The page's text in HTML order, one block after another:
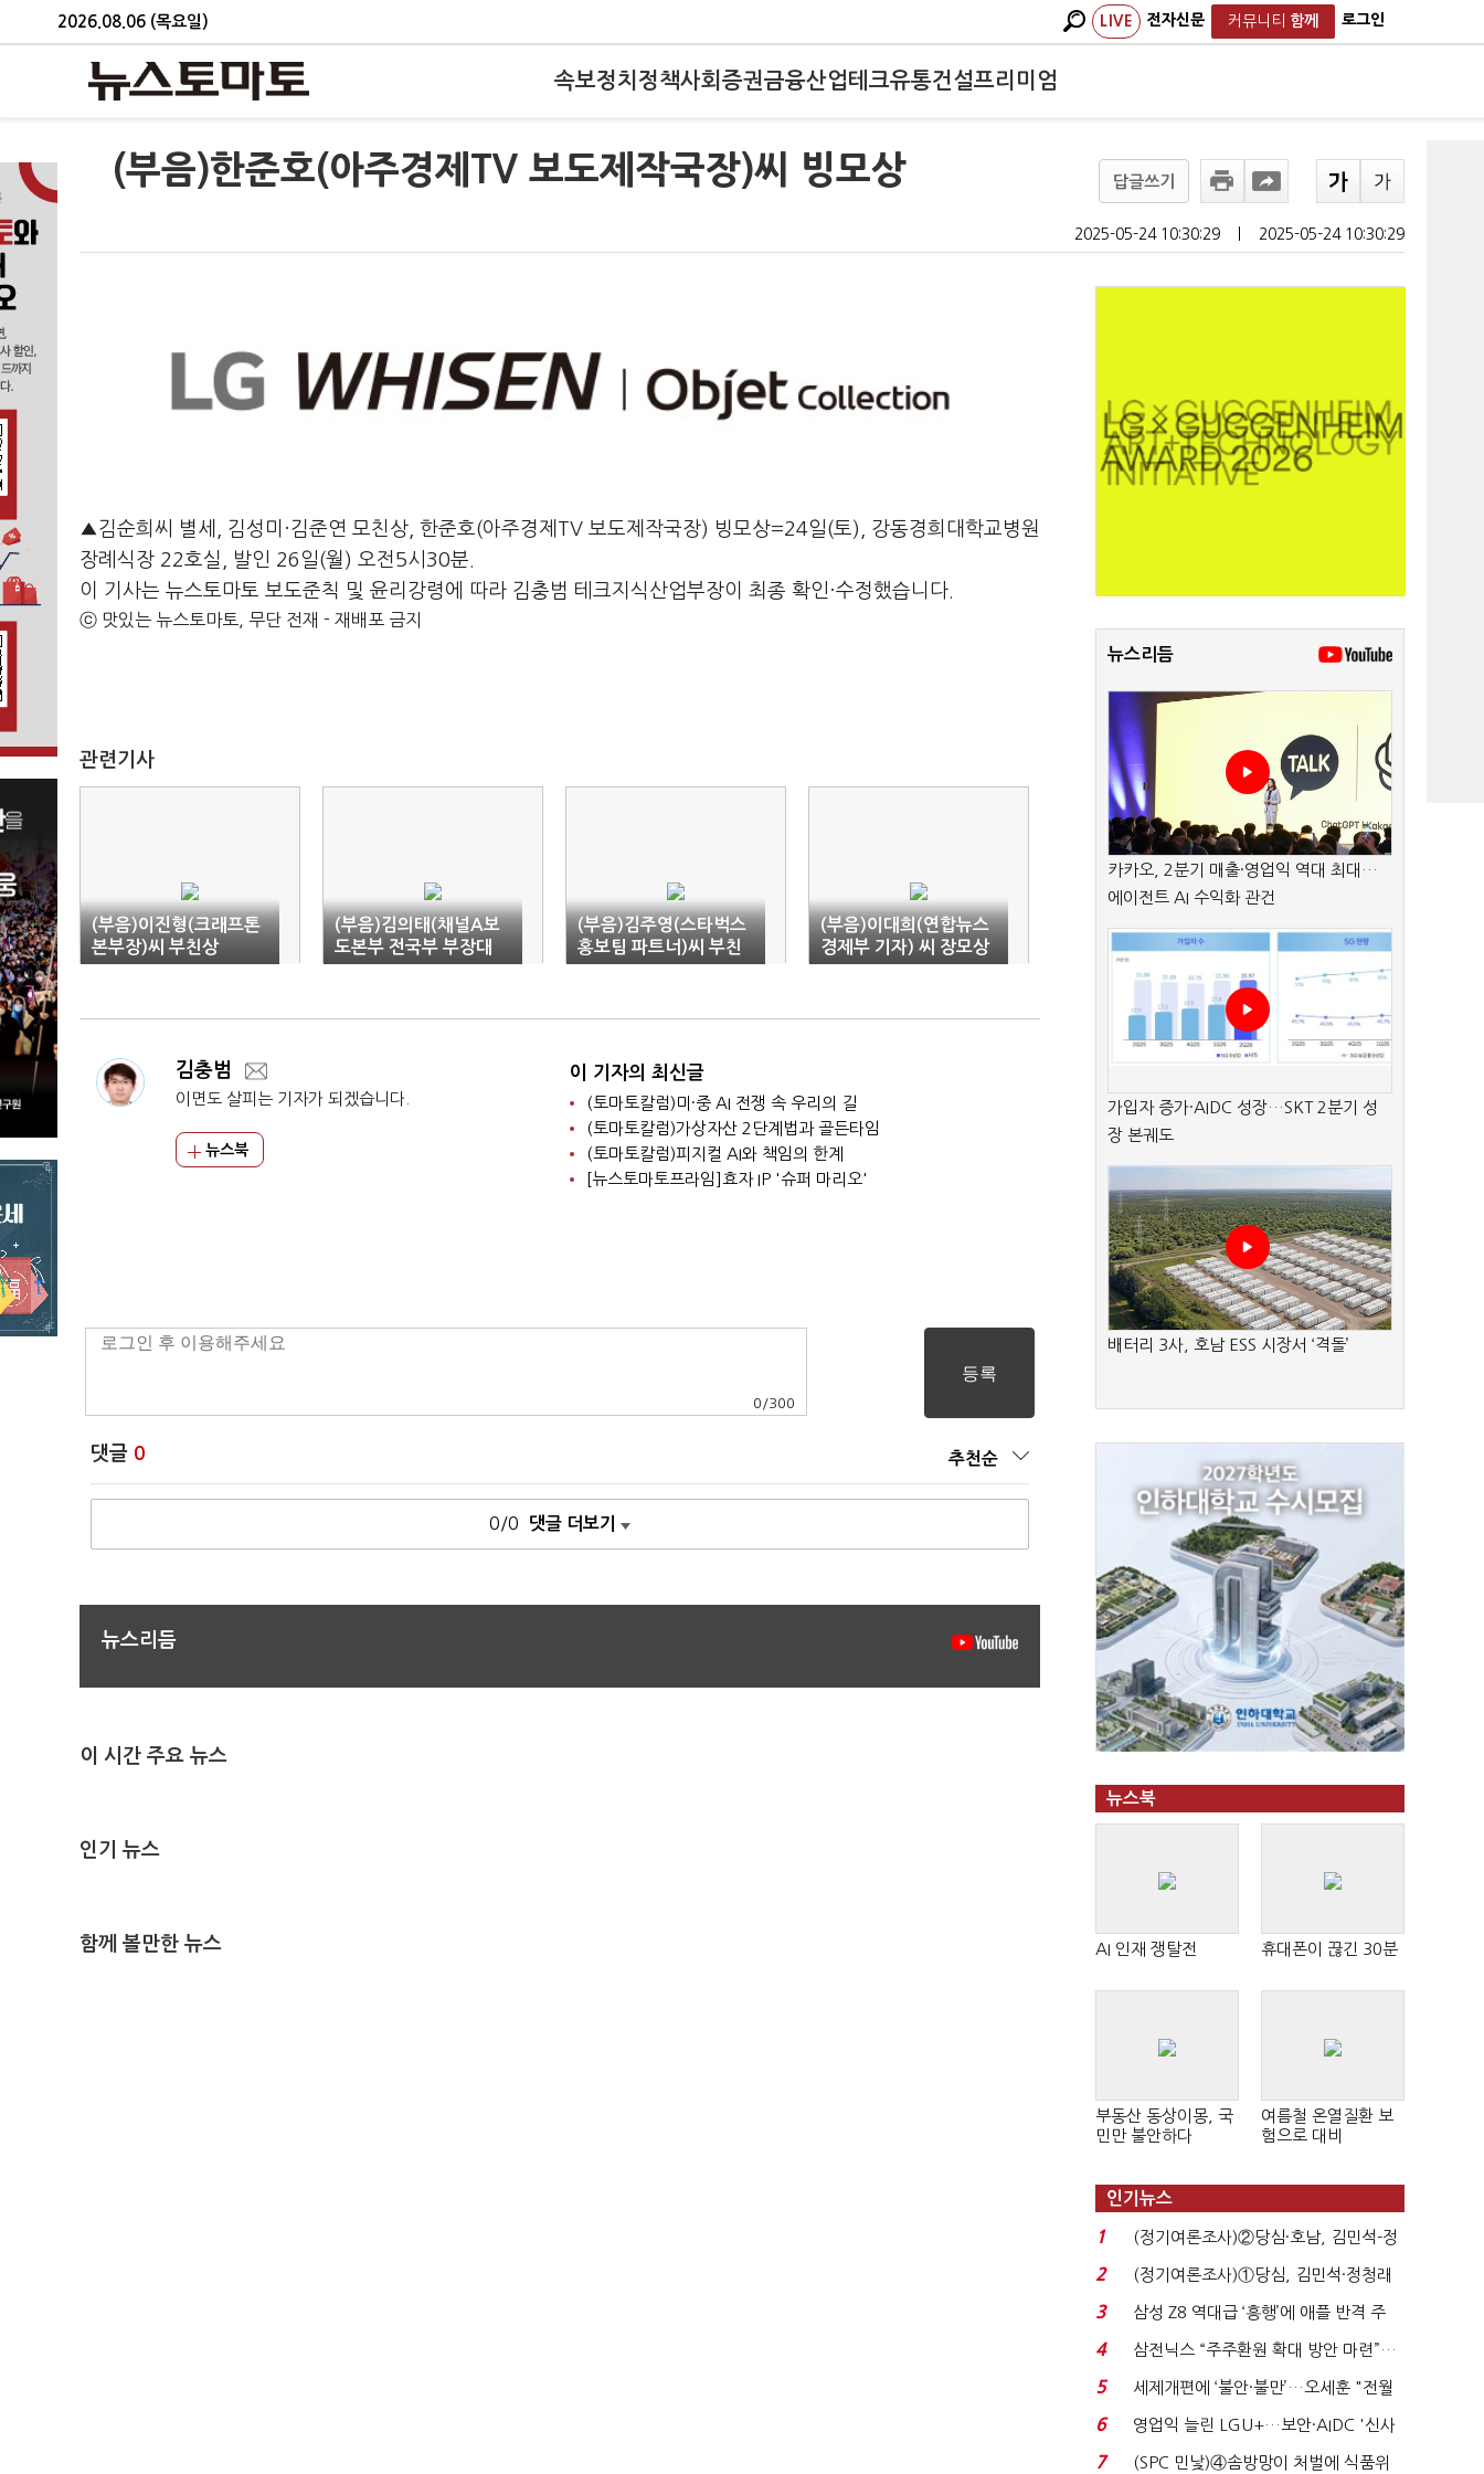
2026.08.06 (목요일) LIVE 전자신문 커뮤니티 함께 로그인
속보정치 정책사회 증권금융산업테크유통건설프리미엄
(부음)한준호(아주경제TV 보도제작국장)씨 빙모상 답글쓰기
2025-05-24 10:30:29 2025-05-24 10:30:29
▲김순희씨 별세, 김성미·김준연 모친상, 한준호(아주경제TV 보도제작국장) 빙모상=24일(토), 강동경희대학교병원
장례식장 22호실, 발인 26일(월) 오전5시30분.
이 기사는 뉴스토마토 보도준칙 및 윤리강령에 따라 김충범 테크지식산업부장이 최종 확인·수정했습니다.
ⓒ 맛있는 뉴스토마토, 무단 전재 - 재배포 금지
관련기사
(부음)이진형(크래프톤
본부장)씨 부친상
(부음)김의태(채널A보
도본부 전국부 부장대
우)씨 모친상
(부음)김주영(스타벅스
홍보팀 파트너)씨 부친
상
(부음)이대희(연합뉴스
경제부 기자) 씨 장모상
김충범
이면도 살피는 기자가 되겠습니다.
뉴스북
이 기자의 최신글
(토마토칼럼)미·중 AI 전쟁 속 우리의 길
(토마토칼럼)가상자산 2단계법과 골든타임
(토마토칼럼)피지컬 AI와 책임의 한계
[뉴스토마토프라임]효자 IP '슈퍼 마리오'
0 /300
댓글 0 추천순
0/0 댓글 더보기
뉴스리듬
이 시간 주요 뉴스
인기 뉴스
함께 볼만한 뉴스
뉴스리듬
카카오, 2분기 매출·영업익 역대 최대…
에이전트 AI 수익화 관건
가입자 증가·AIDC 성장…SKT 2분기 성
장 본궤도
배터리 3사, 호남 ESS 시장서 ‘격돌’
뉴스북
AI 인재 쟁탈전 휴대폰이 끊긴 30분
부동산 동상이몽, 국
민만 불안하다
여름철 온열질환 보
험으로 대비
인기뉴스
1
(정기여론조사)②당심·호남, 김민석-정
청래 '초접전'...
2
(정기여론조사)①당심, 김민석·정청래
'초접전'…대통령 ...
3
삼성 Z8 역대급 ‘흥행’에 애플 반격 주
목…9월 ‘폴...
4
삼전닉스 “주주환원 확대 방안 마련”…
로이터에 성명...
5
세제개편에 ‘불안·불만’…오세훈 "전월
세 구하기 더 ...
6
영업익 늘린 LGU+…보안·AIDC '신사
업 드라이브'...
7 (SPC 민낯)④솜방망이 처벌에 식품위